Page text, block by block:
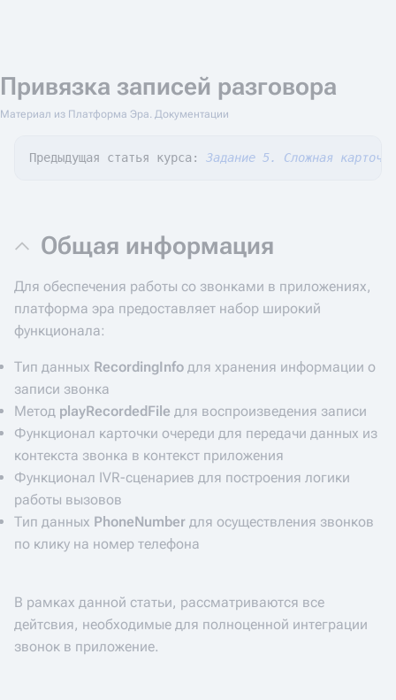
Привязка записей разговора
Материал из Платформа Эра. Документации
Предыдущая статья курса: Задание 5. Сложная карточка
Общая информация
Для обеспечения работы со звонками в приложениях,
платформа эра предоставляет набор широкий
функционала:
Тип данных RecordingInfo для хранения информации о
записи звонка
Метод playRecordedFile для воспроизведения записи
Функционал карточки очереди для передачи данных из
контекста звонка в контекст приложения
Функционал IVR-сценариев для построения логики
работы вызовов
Тип данных PhoneNumber для осуществления звонков
по клику на номер телефона
В рамках данной статьи, рассматриваются все
дейтсвия, необходимые для полноценной интеграции
звонок в приложение.